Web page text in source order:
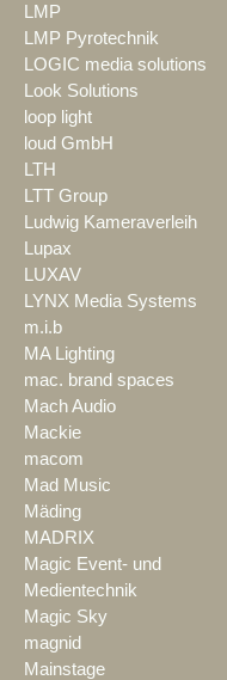
LMP
LMP Pyrotechnik
LOGIC media solutions
Look Solutions
loop light
loud GmbH
LTH
LTT Group
Ludwig Kameraverleih
Lupax
LUXAV
LYNX Media Systems
m.i.b
MA Lighting
mac. brand spaces
Mach Audio
Mackie
macom
Mad Music
Mäding
MADRIX
Magic Event- und
Medientechnik
Magic Sky
magnid
Mainstage